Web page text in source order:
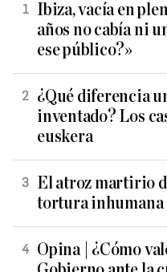
Ibiza, vacía en
años no cabía ni
ese público?»
¿Qué diferencia
inventado? Los
euskera
El atroz martirio
tortura inhumana
Opina | ¿Cómo